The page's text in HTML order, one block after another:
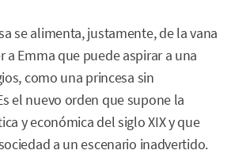
se alimenta, justamente, de la vana
a Emma que puede aspirar a una
como una princesa sin
el nuevo orden que supone la
y económica del siglo XIX y que
a un escenario inadvertido.